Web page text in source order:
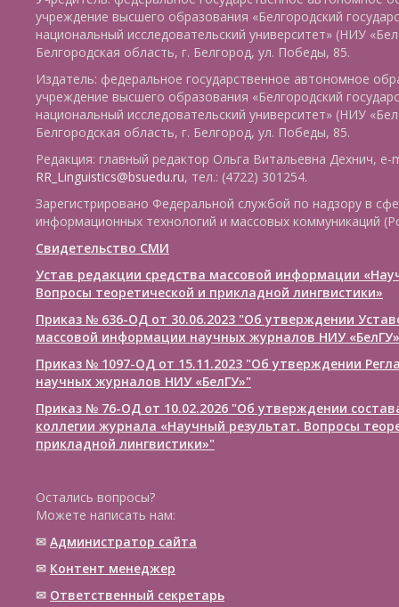
учреждение высшего образования «Белгородский
национальный исследовательский университет» (НИУ
Белгородская область, г. Белгород, ул. Победы, 85.
Издатель: федеральное государственное автономное
учреждение высшего образования «Белгородский
национальный исследовательский университет» (НИУ
Белгородская область, г. Белгород, ул. Победы, 85.
Редакция: главный редактор Ольга Витальевна Дехнич, e-
RR_Linguistics@bsuedu.ru, тел.: (4722) 301254.
Зарегистрировано Федеральной службой по надзору в
информационных технологий и массовых коммуникаций
Свидетельство СМИ
Устав редакции средства массовой информации
Вопросы теоретической и прикладной лингвистики»
Приказ № 636-ОД от 30.06.2023 "Об утверждении
массовой информации научных журналов НИУ «БелГУ»
Приказ № 1097-ОД от 15.11.2023 "Об утверждении
научных журналов НИУ «БелГУ»"
Приказ № 76-ОД от 10.02.2026 "Об утверждении
коллегии журнала «Научный результат. Вопросы
прикладной лингвистики»"
Остались вопросы?
Можете написать нам:
✉ Администратор сайта
✉ Контент менеджер
✉ Ответственный cекретарь